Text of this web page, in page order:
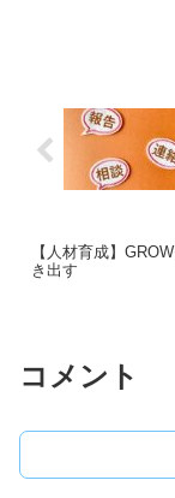
【人材育成】
き出す
コメント